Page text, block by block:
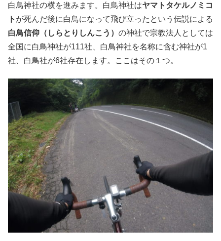
白鳥神社の横を進みます。白鳥神社はヤマトタケルノミコ
ト が死んだ後に白鳥になって飛び立ったという伝説による
白鳥信仰（しらとりしんこう） の神社で宗教法人としては
全国に白鳥神社が111社、白鳥神社を名称に含む神社が1
社、白鳥社が6社存在します。ここはその１つ。